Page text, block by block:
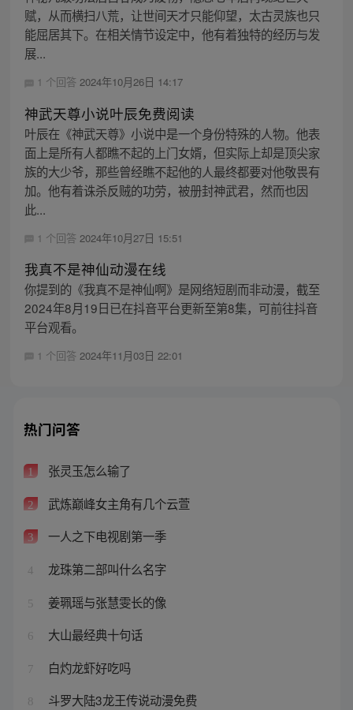
赋，从而横扫八荒，让世间天才只能仰望，太古灵族也只
能屈居其下。在相关情节设定中，他有着独特的经历与发
展...
1 个回答 2024年10月26日 14:17
神武天尊小说叶辰免费阅读
叶辰在《神武天尊》小说中是一个身份特殊的人物。他表
面上是所有人都瞧不起的上门女婿，但实际上却是顶尖家
族的大少爷，那些曾经瞧不起他的人最终都要对他敬畏有
加。他有着诛杀反贼的功劳，被册封神武君，然而也因
此...
1 个回答 2024年10月27日 15:51
我真不是神仙动漫在线
你提到的《我真不是神仙啊》是网络短剧而非动漫，截至
2024年8月19日已在抖音平台更新至第8集，可前往抖音
平台观看。
1 个回答 2024年11月03日 22:01
热门问答
1 张灵玉怎么输了
2 武炼巅峰女主角有几个云萱
3 一人之下电视剧第一季
4 龙珠第二部叫什么名字
5 姜珮瑶与张慧雯长的像
6 大山最经典十句话
7 白灼龙虾好吃吗
8 斗罗大陆3龙王传说动漫免费